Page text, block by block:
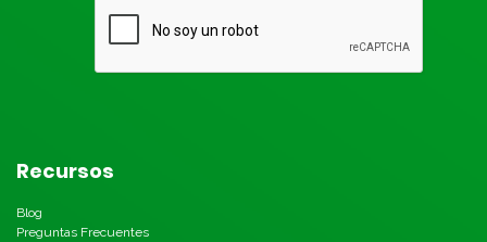
Recursos
Blog
Preguntas Frecuentes